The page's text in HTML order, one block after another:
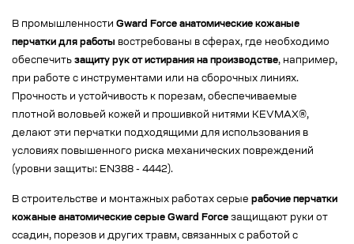
В промышленности Gward Force анатомические кожаные
перчатки для работы востребованы в сферах, где необходимо
обеспечить защиту рук от истирания на производстве, например,
при работе с инструментами или на сборочных линиях.
Прочность и устойчивость к порезам, обеспечиваемые
плотной воловьей кожей и прошивкой нитями KEVMAX®,
делают эти перчатки подходящими для использования в
условиях повышенного риска механических повреждений
(уровни защиты: EN388 - 4442).
В строительстве и монтажных работах серые рабочие перчатки
кожаные анатомические серые Gward Force защищают руки от
ссадин, порезов и других травм, связанных с работой с